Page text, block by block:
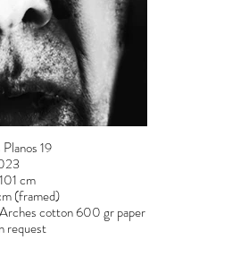
19
cm
(framed)
cotton 600 gr paper
request